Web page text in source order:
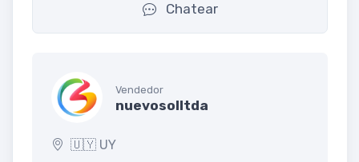
Chatear
Vendedor
nuevosolltda
🇺🇾 UY